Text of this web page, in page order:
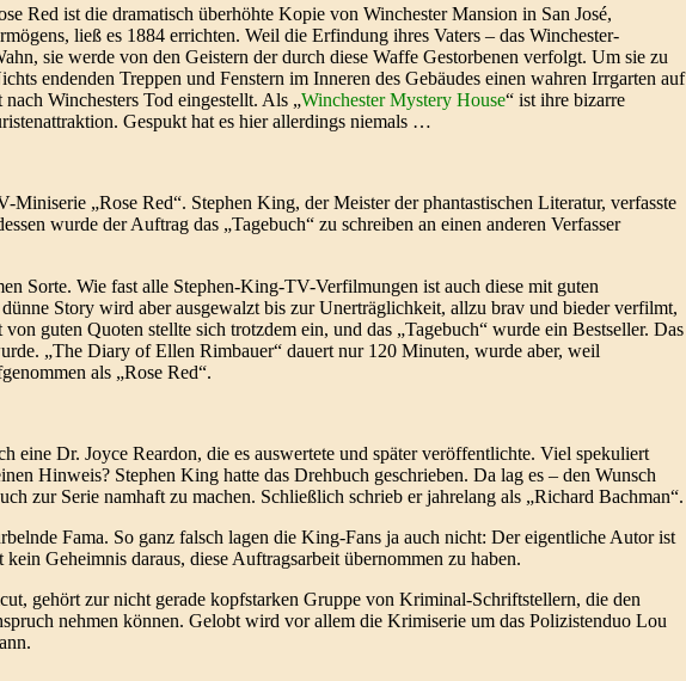
Red ist die dramatisch überhöhte Kopie von Winchester Mansion in San José,
ließ es 1884 errichten. Weil die Erfindung ihres Vaters – das Winchester-
sie werde von den Geistern der durch diese Waffe Gestorbenen verfolgt. Um sie zu
endenden Treppen und Fenstern im Inneren des Gebäudes einen wahren Irrgarten auf
Winchesters Tod eingestellt. Als „Winchester Mystery House“ ist ihre bizarre
Gespukt hat es hier allerdings niemals …
„Rose Red“. Stephen King, der Meister der phantastischen Literatur, verfasste
wurde der Auftrag das „Tagebuch“ zu schreiben an einen anderen Verfasser
Sorte. Wie fast alle Stephen-King-TV-Verfilmungen ist auch diese mit guten
Story wird aber ausgewalzt bis zur Unerträglichkeit, allzu brav und bieder verfilmt,
guten Quoten stellte sich trotzdem ein, und das „Tagebuch“ wurde ein Bestseller. Das
„The Diary of Ellen Rimbauer“ dauert nur 120 Minuten, wurde aber, weil
als „Rose Red“.
eine Dr. Joyce Reardon, die es auswertete und später veröffentlichte. Viel spekuliert
Hinweis? Stephen King hatte das Drehbuch geschrieben. Da lag es – den Wunsch
zur Serie namhaft zu machen. Schließlich schrieb er jahrelang als „Richard Bachman“.
Fama. So ganz falsch lagen die King-Fans ja auch nicht: Der eigentliche Autor ist
Geheimnis daraus, diese Auftragsarbeit übernommen zu haben.
gehört zur nicht gerade kopfstarken Gruppe von Kriminal-Schriftstellern, die den
nehmen können. Gelobt wird vor allem die Krimiserie um das Polizistenduo Lou